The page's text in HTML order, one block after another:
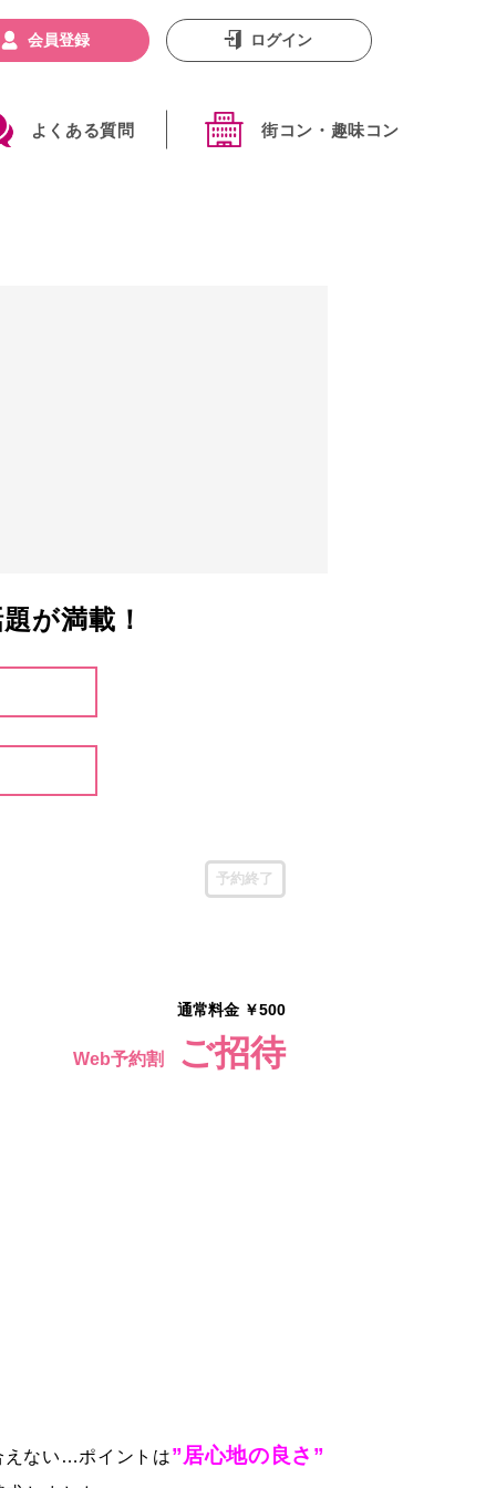
よくある質問 街コン・趣味コン
会員登録 ログイン
が満載！
予約終了
通常料金 ￥500
Web予約割 ご招待
えない…ポイントは”居心地の良さ”